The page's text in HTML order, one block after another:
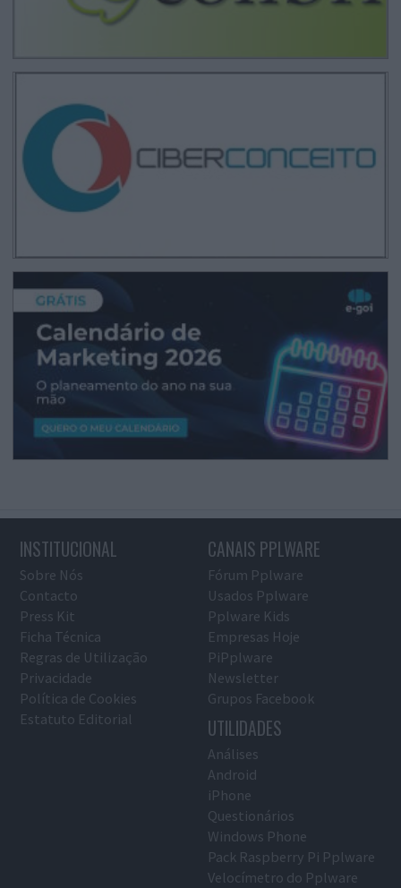
INSTITUCIONAL
Sobre Nós
Contacto
Press Kit
Ficha Técnica
Regras de Utilização
Privacidade
Política de Cookies
Estatuto Editorial
CANAIS PPLWARE
Fórum Pplware
Usados Pplware
Pplware Kids
Empresas Hoje
PiPplware
Newsletter
Grupos Facebook
UTILIDADES
Análises
Android
iPhone
Questionários
Windows Phone
Pack Raspberry Pi Pplware
Velocímetro do Pplware